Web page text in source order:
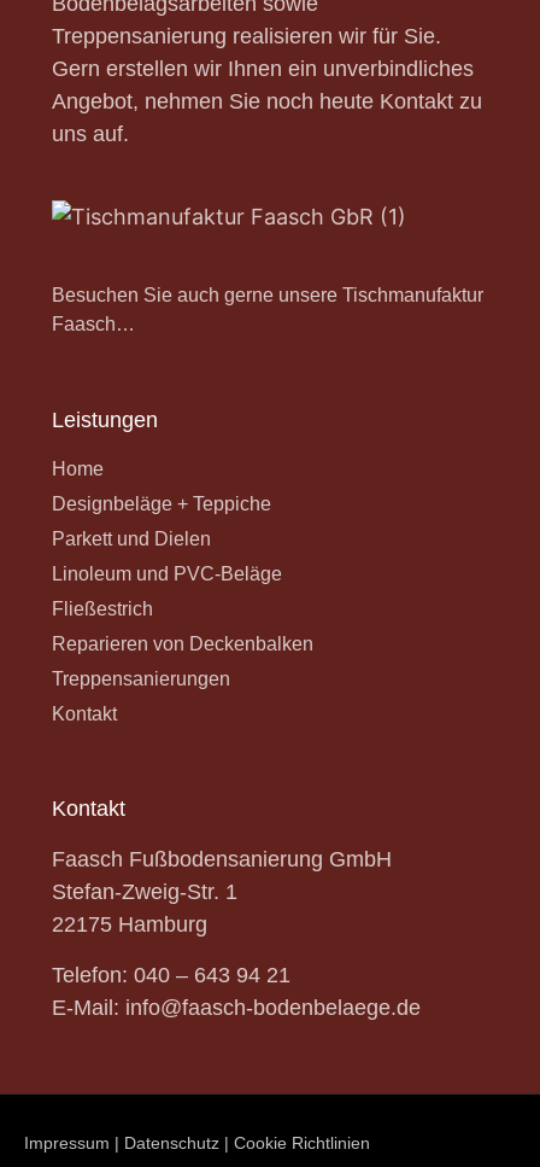
Treppensanierung realisieren wir für Sie.
Gern erstellen wir Ihnen ein unverbindliches
Angebot, nehmen Sie noch heute Kontakt zu
uns auf.
Besuchen Sie auch gerne unsere Tischmanufaktur
Faasch…
Leistungen
Home
Designbeläge + Teppiche
Parkett und Dielen
Linoleum und PVC-Beläge
Fließestrich
Reparieren von Deckenbalken
Treppensanierungen
Kontakt
Kontakt
Faasch Fußbodensanierung GmbH
Stefan-Zweig-Str. 1
22175 Hamburg
Telefon: 040 – 643 94 21
E-Mail: info@faasch-bodenbelaege.de
Impressum | Datenschutz | Cookie Richtlinien